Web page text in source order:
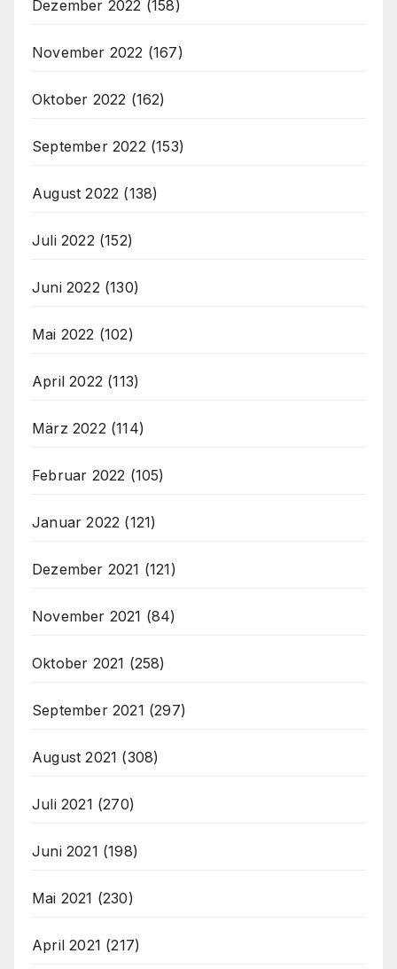
Dezember 2022 (158)
November 2022 (167)
Oktober 2022 (162)
September 2022 (153)
August 2022 (138)
Juli 2022 (152)
Juni 2022 (130)
Mai 2022 (102)
April 2022 (113)
März 2022 (114)
Februar 2022 (105)
Januar 2022 (121)
Dezember 2021 (121)
November 2021 (84)
Oktober 2021 (258)
September 2021 (297)
August 2021 (308)
Juli 2021 (270)
Juni 2021 (198)
Mai 2021 (230)
April 2021 (217)